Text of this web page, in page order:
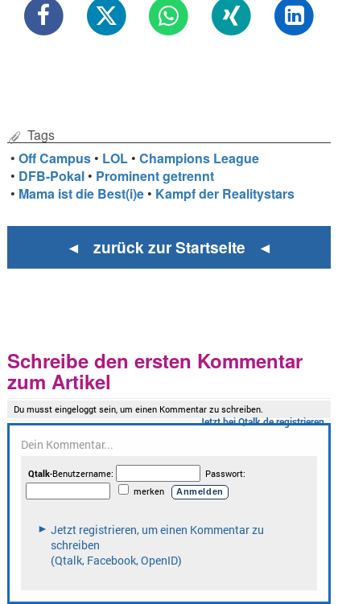
Tags
•Off Campus • LOL •Champions League
• DFB-Pokal • Prominent getrennt
• Mama ist die Best(i)e • Kampf der Realitystars
◄ zurück zur Startseite ◄
Schreibe den ersten Kommentar
zum Artikel